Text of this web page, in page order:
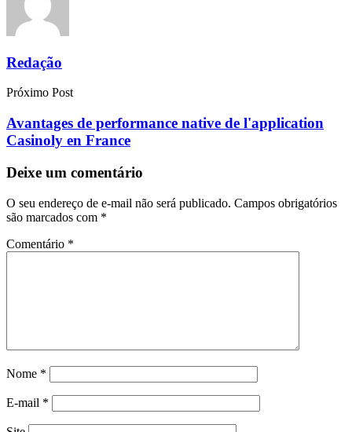
Redação
Próximo Post
Avantages de performance native de l'application
Casinoly en France
Deixe um comentário
O seu endereço de e-mail não será publicado. Campos obrigatórios
são marcados com *
Comentário *
Nome *
E-mail *